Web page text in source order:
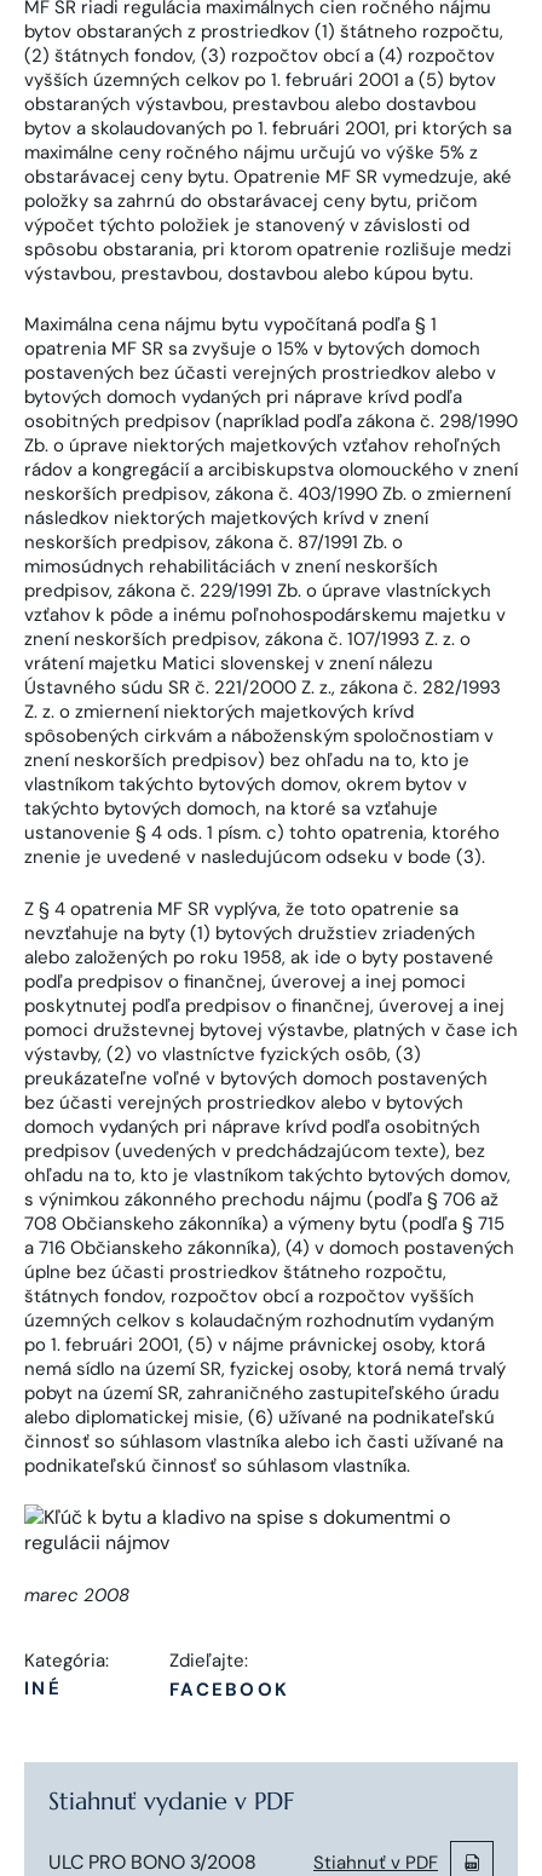
MF SR riadi regulácia maximálnych cien ročného nájmu
bytov obstaraných z prostriedkov (1) štátneho rozpočtu,
(2) štátnych fondov, (3) rozpočtov obcí a (4) rozpočtov
vyšších územných celkov po 1. februári 2001 a (5) bytov
obstaraných výstavbou, prestavbou alebo dostavbou
bytov a skolaudovaných po 1. februári 2001, pri ktorých sa
maximálne ceny ročného nájmu určujú vo výške 5% z
obstarávacej ceny bytu. Opatrenie MF SR vymedzuje, aké
položky sa zahrnú do obstarávacej ceny bytu, pričom
výpočet týchto položiek je stanovený v závislosti od
spôsobu obstarania, pri ktorom opatrenie rozlišuje medzi
výstavbou, prestavbou, dostavbou alebo kúpou bytu.
Maximálna cena nájmu bytu vypočítaná podľa § 1
opatrenia MF SR sa zvyšuje o 15% v bytových domoch
postavených bez účasti verejných prostriedkov alebo v
bytových domoch vydaných pri náprave krívd podľa
osobitných predpisov (napríklad podľa zákona č. 298/1990
Zb. o úprave niektorých majetkových vzťahov rehoľných
rádov a kongregácií a arcibiskupstva olomouckého v znení
neskorších predpisov, zákona č. 403/1990 Zb. o zmiernení
následkov niektorých majetkových krívd v znení
neskorších predpisov, zákona č. 87/1991 Zb. o
mimosúdnych rehabilitáciách v znení neskorších
predpisov, zákona č. 229/1991 Zb. o úprave vlastníckych
vzťahov k pôde a inému poľnohospodárskemu majetku v
znení neskorších predpisov, zákona č. 107/1993 Z. z. o
vrátení majetku Matici slovenskej v znení nálezu
Ústavného súdu SR č. 221/2000 Z. z., zákona č. 282/1993
Z. z. o zmiernení niektorých majetkových krívd
spôsobených cirkvám a náboženským spoločnostiam v
znení neskorších predpisov) bez ohľadu na to, kto je
vlastníkom takýchto bytových domov, okrem bytov v
takýchto bytových domoch, na ktoré sa vzťahuje
ustanovenie § 4 ods. 1 písm. c) tohto opatrenia, ktorého
znenie je uvedené v nasledujúcom odseku v bode (3).
Z § 4 opatrenia MF SR vyplýva, že toto opatrenie sa
nevzťahuje na byty (1) bytových družstiev zriadených
alebo založených po roku 1958, ak ide o byty postavené
podľa predpisov o finančnej, úverovej a inej pomoci
poskytnutej podľa predpisov o finančnej, úverovej a inej
pomoci družstevnej bytovej výstavbe, platných v čase ich
výstavby, (2) vo vlastníctve fyzických osôb, (3)
preukázateľne voľné v bytových domoch postavených
bez účasti verejných prostriedkov alebo v bytových
domoch vydaných pri náprave krívd podľa osobitných
predpisov (uvedených v predchádzajúcom texte), bez
ohľadu na to, kto je vlastníkom takýchto bytových domov,
s výnimkou zákonného prechodu nájmu (podľa § 706 až
708 Občianskeho zákonníka) a výmeny bytu (podľa § 715
a 716 Občianskeho zákonníka), (4) v domoch postavených
úplne bez účasti prostriedkov štátneho rozpočtu,
štátnych fondov, rozpočtov obcí a rozpočtov vyšších
územných celkov s kolaudačným rozhodnutím vydaným
po 1. februári 2001, (5) v nájme právnickej osoby, ktorá
nemá sídlo na území SR, fyzickej osoby, ktorá nemá trvalý
pobyt na území SR, zahraničného zastupiteľského úradu
alebo diplomatickej misie, (6) užívané na podnikateľskú
činnosť so súhlasom vlastníka alebo ich časti užívané na
podnikateľskú činnosť so súhlasom vlastníka.
marec 2008
Kategória:
INÉ
Zdieľajte:
FACEBOOK
Stiahnuť vydanie v PDF
ULC PRO BONO 3/2008 Stiahnuť v PDF